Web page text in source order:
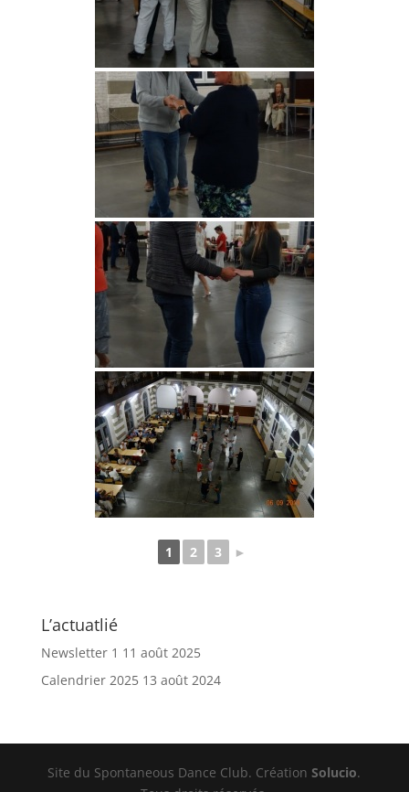
1 2 3 ►
L’actuatlié
Newsletter 1 11 août 2025
Calendrier 2025 13 août 2024
Site du Spontaneous Dance Club. CréationSolucio.